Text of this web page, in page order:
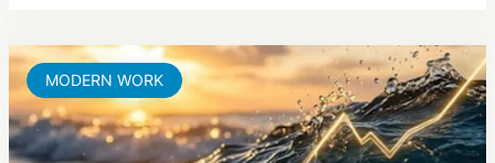
MODERN WORK